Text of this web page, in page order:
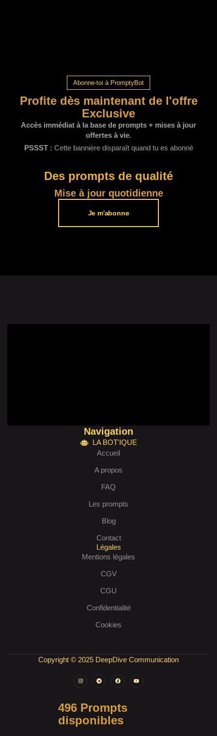
Abonne-toi à PromptyBot
Profite dès maintenant de l'offre
Exclusive
Accès immédiat à la base de prompts + mises à jour
offertes à vie.
PSSST : Cette bannière disparaît quand tu es abonné
Des prompts de qualité​
Mise à jour quotidienne
Je m'abonne
Navigation
LA BOT'IQUE
Accueil
A propos
FAQ
Les prompts
Blog
Contact
Légales
Mentions légales
CGV
CGU
Confidentialité
Cookies
Copyright © 2025 DeepDive Communication
496 Prompts
disponibles